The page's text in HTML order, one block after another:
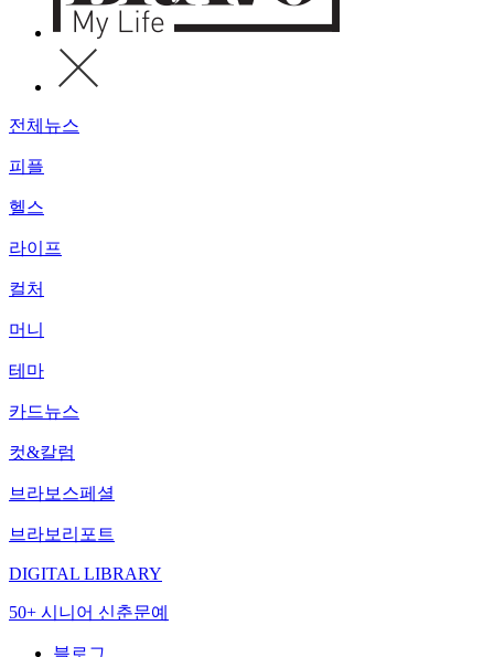
전체뉴스
피플
헬스
라이프
컬처
머니
테마
카드뉴스
컷&칼럼
브라보스페셜
브라보리포트
DIGITAL LIBRARY
50+ 시니어 신춘문예